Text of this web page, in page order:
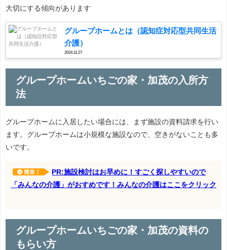
大切にする傾向があります
グループホームとは（認知症対応型共同生活
介護）
2024.11.27
グループホームいちごの家・加茂の入所方
法
グループホームに入居したい場合には、まず施設の資料請求を行い
ます。グループホームは小規模な施設なので、空きがないことも多
いです。
簡単！
PR:施設検討はお早めに！すごく探しやすいので
「みんなの介護」がおすめです！みんなの介護はここをクリック
グループホームいちごの家・加茂の資料の
もらい方